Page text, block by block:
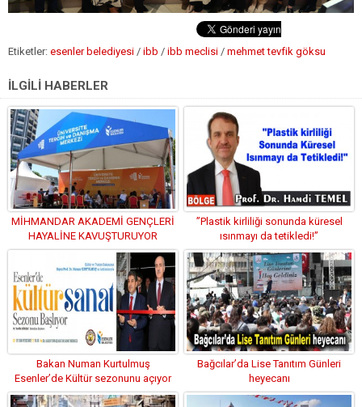
Etiketler: esenler belediyesi / ibb / ibb meclisi / mehmet tevfik göksu
İLGİLİ HABERLER
MİHMANDAR AKADEMİ GENÇLERİ
HAYALİNE KAVUŞTURUYOR
”Plastik kirliliği sonunda küresel
ısınmayı da tetikledi!”
Bakan Numan Kurtulmuş
Esenler’de Kültür sezonunu açıyor
Bağcılar’da Lise Tanıtım Günleri
heyecanı